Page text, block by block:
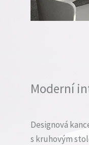
Moderní
Designová
s kruhovým